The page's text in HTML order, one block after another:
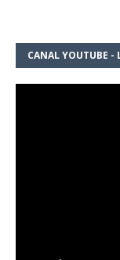
CANAL YOUTUBE -